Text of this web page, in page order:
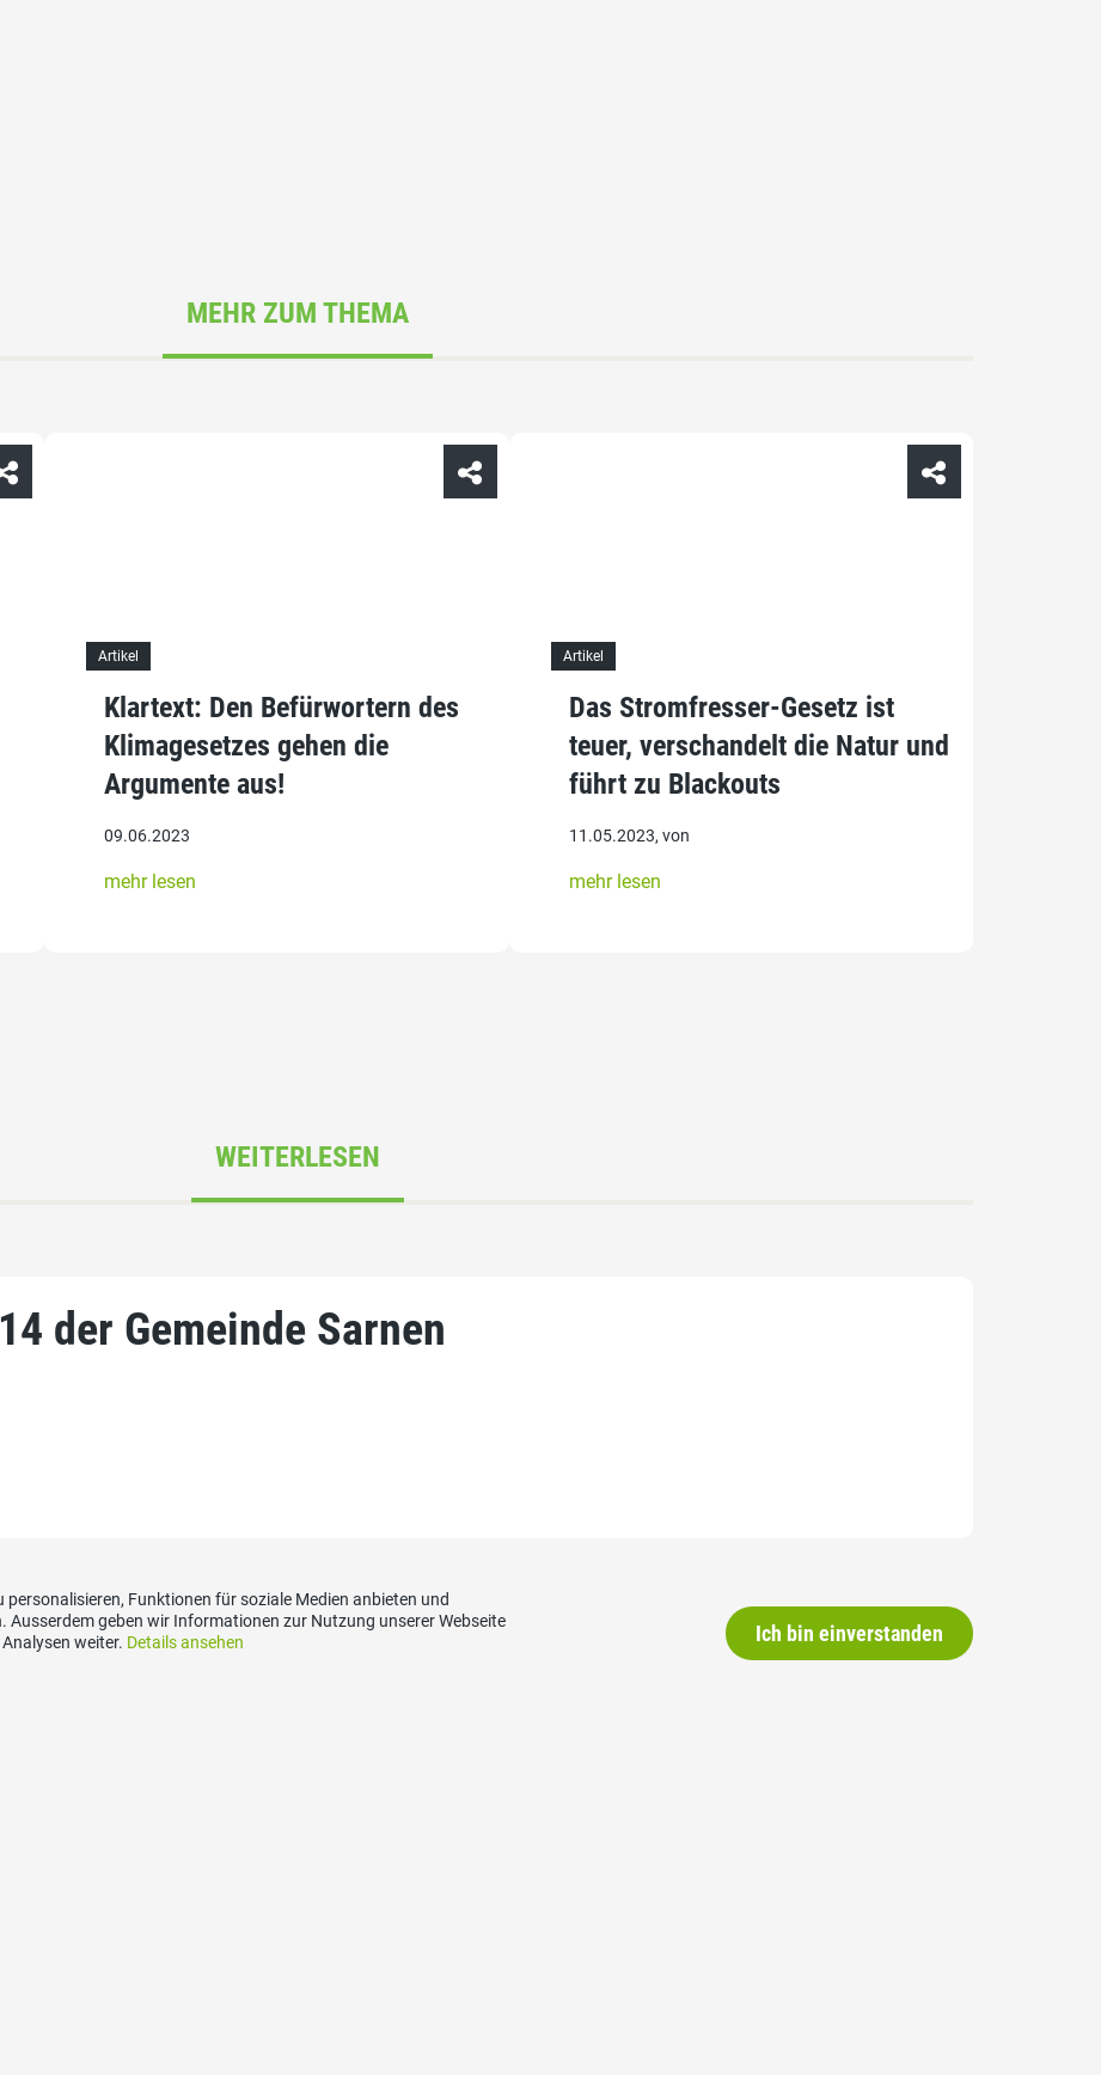
MEHR ZUM THEMA
Artikel
Klartext: Den Befürwortern des
Klimagesetzes gehen die
Argumente aus!
09.06.2023
mehr lesen
Artikel
Das Stromfresser-Gesetz ist
teuer, verschandelt die Natur und
führt zu Blackouts
11.05.2023, von
mehr lesen
WEITERLESEN
der Gemeinde Sarnen
Funktionen für soziale Medien anbieten und
Ausserdem geben wir Informationen zur Nutzung unserer Webseite
weiter. Details ansehen Ich bin einverstanden